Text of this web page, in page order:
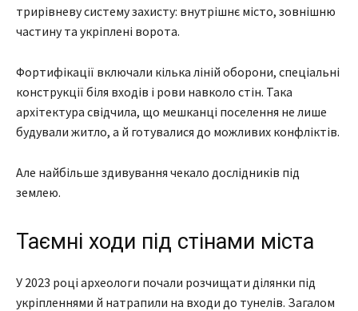
трирівневу систему захисту: внутрішнє місто, зовнішню
частину та укріплені ворота.
Фортифікації включали кілька ліній оборони, спеціальні
конструкції біля входів і рови навколо стін. Така
архітектура свідчила, що мешканці поселення не лише
будували житло, а й готувалися до можливих конфліктів.
Але найбільше здивування чекало дослідників під
землею.
Таємні ходи під стінами міста
У 2023 році археологи почали розчищати ділянки під
укріпленнями й натрапили на входи до тунелів. Загалом